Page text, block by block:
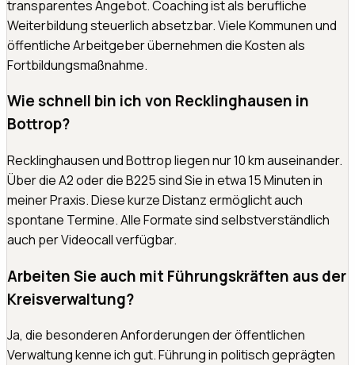
transparentes Angebot. Coaching ist als berufliche
Weiterbildung steuerlich absetzbar. Viele Kommunen und
öffentliche Arbeitgeber übernehmen die Kosten als
Fortbildungsmaßnahme.
Wie schnell bin ich von Recklinghausen in
Bottrop?
Recklinghausen und Bottrop liegen nur 10 km auseinander.
Über die A2 oder die B225 sind Sie in etwa 15 Minuten in
meiner Praxis. Diese kurze Distanz ermöglicht auch
spontane Termine. Alle Formate sind selbstverständlich
auch per Videocall verfügbar.
Arbeiten Sie auch mit Führungskräften aus der
Kreisverwaltung?
Ja, die besonderen Anforderungen der öffentlichen
Verwaltung kenne ich gut. Führung in politisch geprägten